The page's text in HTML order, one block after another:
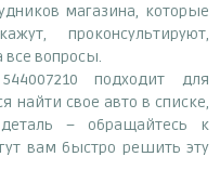
магазина, которые
проконсультируют,
все вопросы.
подходит для
найти свое авто в списке,
– обращайтесь к
вам быстро решить эту